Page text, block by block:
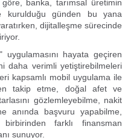
banka, tarımsal üretimin
kurulduğu günden bu yana
dijitalleşme sürecinde
hayata geçiren
daha verimli yetiştirebilmeleri
kapsamlı mobil uygulama ile
takip etme, doğal afet ve
gözlemleyebilme, nakit
anında başvuru yapabilme,
birbirinden farklı finansman
sunuyor.